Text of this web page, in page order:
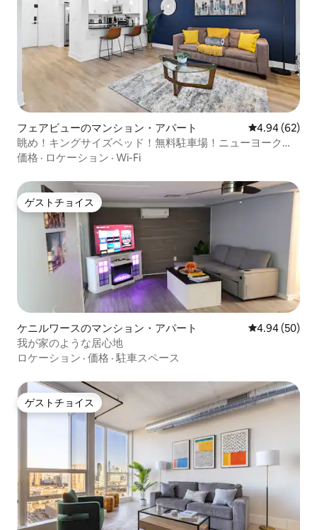
フェアビューのマンション・アパート レビュー62
4.94 (62)
眺め！キングサイズベッド！無料駐車場！ニューヨーク市
まで30分！
価格 · ロケーション · Wi-Fi
ゲストチョイス
ゲストチョイス
ケニルワースのマンション・アパート レビュー50
4.94 (50)
我が家のような居心地
ロケーション · 価格 ·駐車スペース
ゲストチョイス
ゲストチョイス